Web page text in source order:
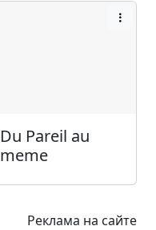
Du Pareil au
meme
Реклама на сайте